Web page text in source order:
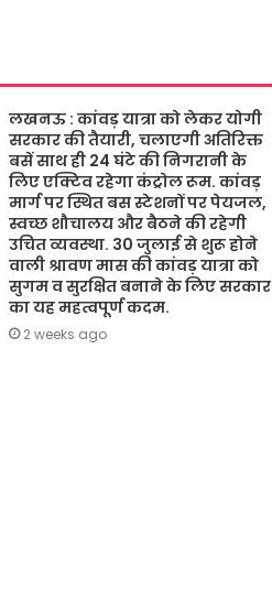
लखनऊ : कांवड़ यात्रा को लेकर योगी
सरकार की तैयारी, चलाएगी अतिरिक्त
बसें साथ ही 24 घंटे की निगरानी के
लिए एक्टिव रहेगा कंट्रोल रूम. कांवड़
मार्ग पर स्थित बस स्टेशनों पर पेयजल,
स्वच्छ शौचालय और बैठने की रहेगी
उचित व्यवस्था. 30 जुलाई से शुरू होने
वाली श्रावण मास की कांवड़ यात्रा को
सुगम व सुरक्षित बनाने के लिए सरकार
का यह महत्वपूर्ण कदम.
2 weeks ago